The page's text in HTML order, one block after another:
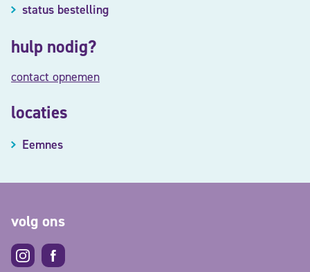
status bestelling
hulp nodig?
contact opnemen
locaties
Eemnes
volg ons